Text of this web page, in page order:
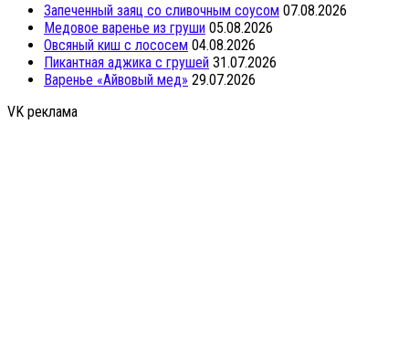
Запеченный заяц со сливочным соусом 07.08.2026
Медовое варенье из груши 05.08.2026
Овсяный киш с лососем 04.08.2026
Пикантная аджика с грушей 31.07.2026
Варенье «Айвовый мед» 29.07.2026
VK реклама